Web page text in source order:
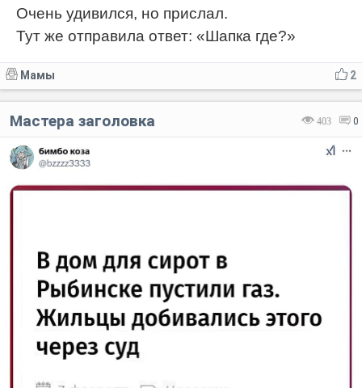
Очень удивился, но прислал.
Тут же отправила ответ: «Шапка где?»
2
Мамы
403 0
Мастера заголовка